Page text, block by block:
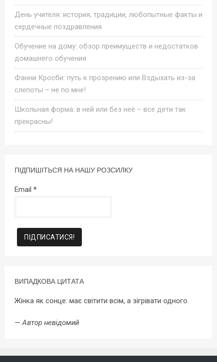
День учителя: история, традиции, любопытные факты и
сердечные поздравления
Обучение на дому: обзор преимуществ и недостатков
домашнего обучения
Фанни Кросби: путь к прозрению или Вздыхать из-за
слепоты – не по мне!
Школьная форма: в ней или без неё – все дети так
прекрасны!
ПІДПИШІТЬСЯ НА НАШУ РОЗСИЛКУ
Email *
ВИПАДКОВА ЦИТАТА
Жінка як сонце: має світити всім, а зігрівати одного.
—Автор невідомий